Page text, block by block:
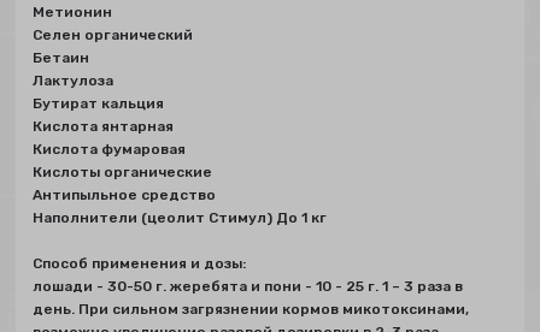
Метионин
Селен органический
Бетаин
Лактулоза
Бутират кальция
Кислота янтарная
Кислота фумаровая
Кислоты органические
Антипыльное средство
Наполнители (цеолит Стимул) До 1 кг
Способ применения и дозы:
лошади - 30-50 г. жеребята и пони - 10 - 25 г. 1 – 3 раза в
день. При сильном загрязнении кормов микотоксинами,